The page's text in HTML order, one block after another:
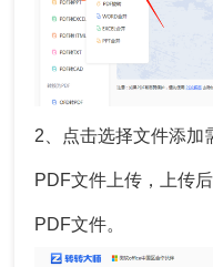
2、点击选择文件添加
PDF文件上传，上传
PDF文件。